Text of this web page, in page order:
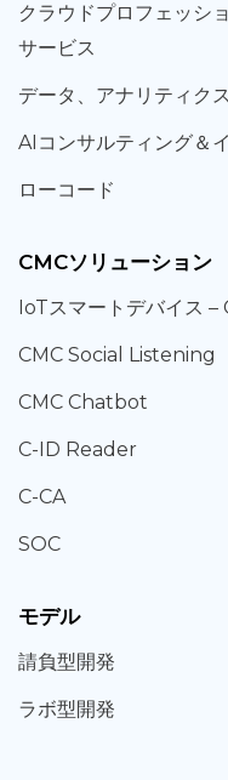
クラウドプロフェッシ
サービス
データ、 アナリティクス
AIコンサルティング＆
ローコード
CMCソリューション
IoTスマートデバイス –
CMC Social Listening
CMC Chatbot
C-ID Reader
C-CA
SOC
モデル
請負型開発
ラボ型開発